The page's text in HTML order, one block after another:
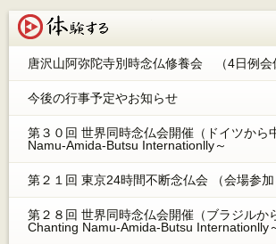
唐沢山阿弥陀寺別時念仏修養会 （4日例会
今後の行事予定やお知らせ
第３０回 世界同時念仏会開催（ドイツから
Namu-Amida-Butsu Internationlly～
第２１回 東京24時間不断念仏会 （会場参加
第２８回 世界同時念仏会開催（ブラジルか
Chanting Namu-Amida-Butsu Internationlly